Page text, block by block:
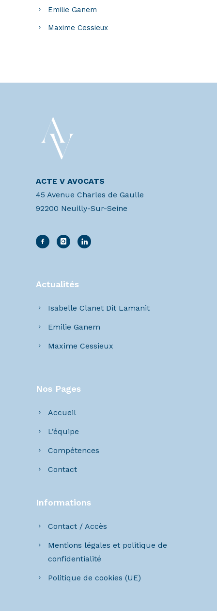
Emilie Ganem
Maxime Cessieux
ACTE V AVOCATS
45 Avenue Charles de Gaulle
92200 Neuilly-Sur-Seine
Actualités
Isabelle Clanet Dit Lamanit
Emilie Ganem
Maxime Cessieux
Nos Pages
Accueil
L’équipe
Compétences
Contact
Informations
Contact / Accès
Mentions légales et politique de
confidentialité
Politique de cookies (UE)